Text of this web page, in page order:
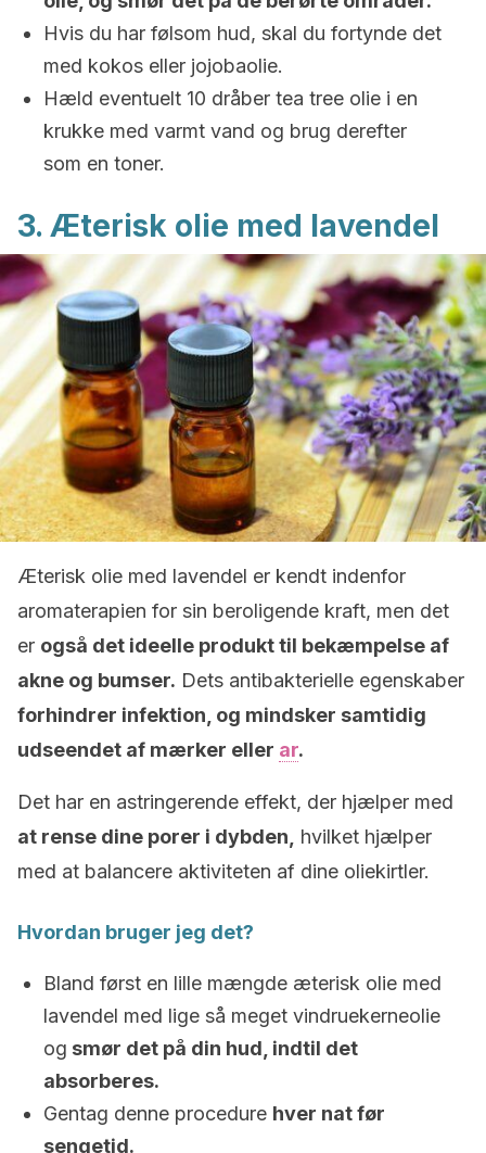
Hvis du har følsom hud, skal du fortynde det
med kokos eller jojobaolie.
Hæld eventuelt 10 dråber tea tree olie i en
krukke med varmt vand og brug derefter
som en toner.
3. Æterisk olie med lavendel
Æterisk olie med lavendel er kendt indenfor
aromaterapien for sin beroligende kraft, men det
er også det ideelle produkt til bekæmpelse af
akne og bumser. Dets antibakterielle egenskaber
forhindrer infektion, og mindsker samtidig
udseendet af mærker eller ar.
Det har en astringerende effekt, der hjælper med
at rense dine porer i dybden,
hvilket hjælper
med at balancere aktiviteten af ​​dine oliekirtler.
Hvordan bruger jeg det?
Bland først en lille mængde æterisk olie med
lavendel med lige så meget vindruekerneolie
og smør det på din hud, indtil det
absorberes.
Gentag denne procedure hver nat før
sengetid.